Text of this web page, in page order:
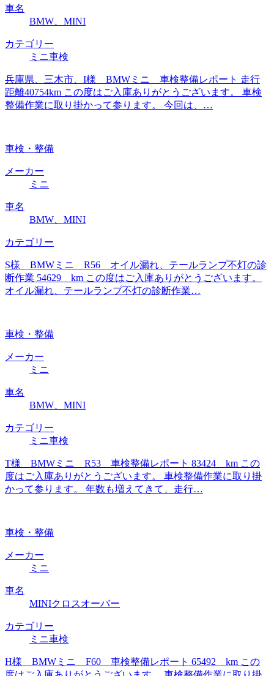
車名
BMW、MINI
カテゴリー
ミニ車検
兵庫県、三木市、I様 BMWミニ 車検整備レポート 走行
距離40754km この度はご入庫ありがとうございます。 車検
整備作業に取り掛かって参ります。 今回は、…
車検・整備
メーカー
ミニ
車名
BMW、MINI
カテゴリー
S様 BMWミニ R56 オイル漏れ、テールランプ不灯の診
断作業 54629 km この度はご入庫ありがとうございます。
オイル漏れ、テールランプ不灯の診断作業…
車検・整備
メーカー
ミニ
車名
BMW、MINI
カテゴリー
ミニ車検
T様 BMWミニ R53 車検整備レポート 83424 km この
度はご入庫ありがとうございます。 車検整備作業に取り掛
かって参ります。 年数も増えてきて、走行…
車検・整備
メーカー
ミニ
車名
MINIクロスオーバー
カテゴリー
ミニ車検
H様 BMWミニ F60 車検整備レポート 65492 km この